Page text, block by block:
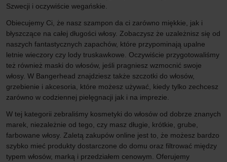
Szwecji i oczywiście wegańskie.
Obiecujemy Ci, że nasz szampon da ci zarówno miękkie, jak i
błyszczące na całej długości włosy. Zobaczysz że uzależnisz się od
naszych fantastycznych zapachów, które przypominają upalne
letnie wieczory czy lody truskawkowe. Oczywiście przygotowaliśmy
też również maski do włosów, jeśli pragniesz wzmocnić swoje
włosy. W Bangerhead znajdziesz także szczotki do włosów,
grzebienie i akcesoria, które możesz używać, kiedy tylko zechcesz
zarówno w codziennej pielęgnacji jak i na imprezie.
W tej kategorii zebraliśmy kosmetyki do włosów od dobrze znanych
marek, niezależnie od tego, czy masz długie, krótkie, grube,
farbowane włosy. Zaletą zakupów online jest to, że możesz bardzo
szybko mieć produkty dostarczone do domu oraz filtrować między
typem włosów, marką i przedziałem cenowym. Oferujemy